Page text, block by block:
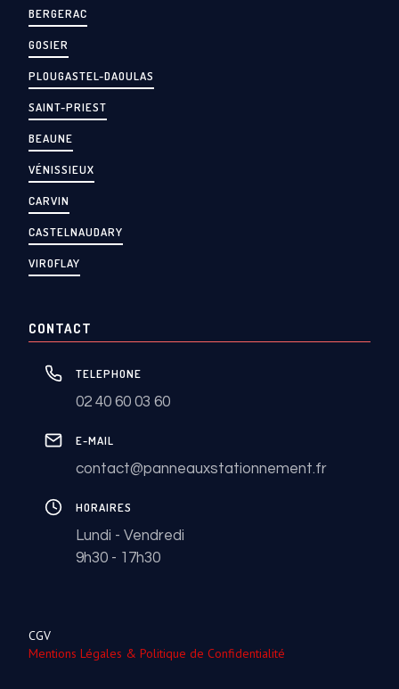
BERGERAC
GOSIER
PLOUGASTEL-DAOULAS
SAINT-PRIEST
BEAUNE
VÉNISSIEUX
CARVIN
CASTELNAUDARY
VIROFLAY
CONTACT
TELEPHONE
02 40 60 03 60
E-MAIL
contact@panneauxstationnement.fr
HORAIRES
Lundi - Vendredi
9h30 - 17h30
CGV
Mentions Légales & Politique de Confidentialité